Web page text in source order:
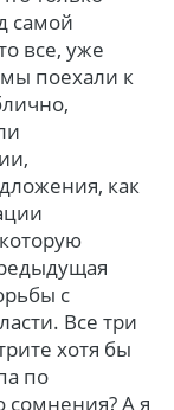
самой
все, уже
поехали к
как
с
Все три
хотя бы
по
сомнения? А я